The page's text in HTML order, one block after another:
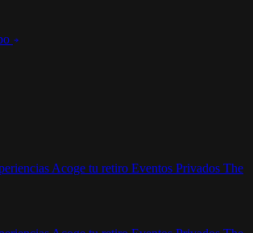
Acoge tu retiro Eventos Privados The